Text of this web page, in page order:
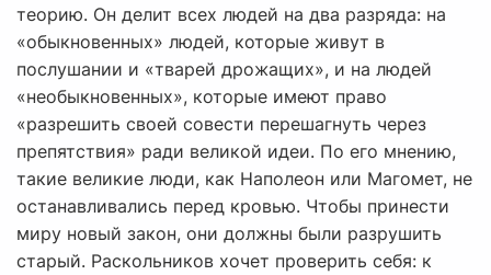
теорию. Он делит всех людей на два разряда: на
«обыкновенных» людей, которые живут в
послушании и «тварей дрожащих», и на людей
«необыкновенных», которые имеют право
«разрешить своей совести перешагнуть через
препятствия» ради великой идеи. По его мнению,
такие великие люди, как Наполеон или Магомет, не
останавливались перед кровью. Чтобы принести
миру новый закон, они должны были разрушить
старый. Раскольников хочет проверить себя: к